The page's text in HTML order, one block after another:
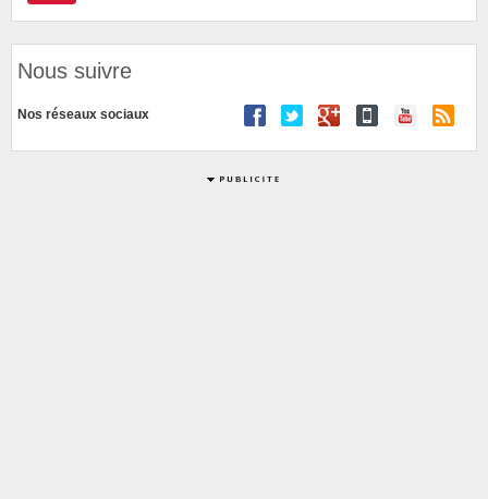
Nous suivre
Nos réseaux sociaux